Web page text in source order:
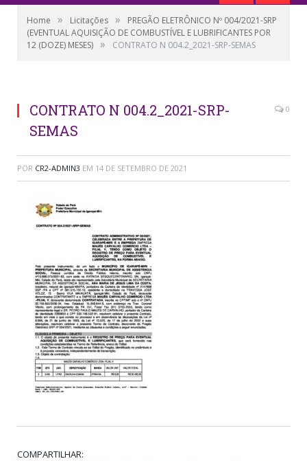
Home » Licitações »
PREGÃO ELETRÔNICO Nº 004/2021-SRP
(EVENTUAL AQUISIÇÃO DE COMBUSTÍVEL E LUBRIFICANTES POR
12 (DOZE) MESES) » CONTRATO N 004.2_2021-SRP-SEMAS
CONTRATO N 004.2_2021-SRP-
SEMAS
0
POR CR2-ADMIN3 EM 14 DE SETEMBRO DE 2021
COMPARTILHAR: